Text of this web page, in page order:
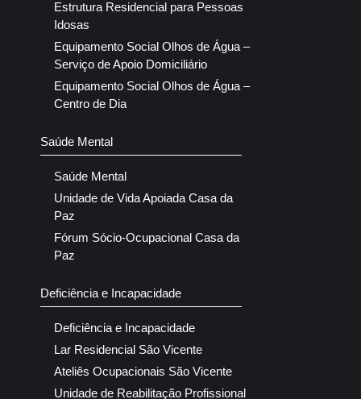
Estrutura Residencial para Pessoas
Idosas
Equipamento Social Olhos de Água –
Serviço de Apoio Domiciliário
Equipamento Social Olhos de Água –
Centro de Dia
Saúde Mental
Saúde Mental
Unidade de Vida Apoiada Casa da
Paz
Fórum Sócio-Ocupacional Casa da
Paz
Deficiência e Incapacidade
Deficiência e Incapacidade
Lar Residencial São Vicente
Ateliês Ocupacionais São Vicente
Unidade de Reabilitação Profissional